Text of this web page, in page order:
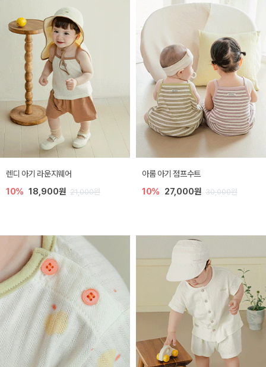
렌디 아기 라운지웨어
10% 18,900원 21,000원
아롬 아기 점프수트
10% 27,000원 30,000원